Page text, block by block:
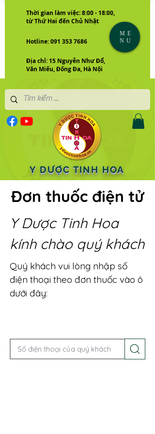
Thời gian làm việc: 8:00 - 18:00,
từ Thứ Hai đến Chủ Nhật
Hotline: 091 353 7686
Địa chỉ: 15 Nguyễn Như Đổ,
Văn Miếu, Đống Đa, Hà Nội
Y DƯỢC TINH HOA
ME
NU
Đơn thuốc điện tử
Y Dược Tinh Hoa
kính chào quý khách
Quý khách vui lòng nhập số
điện thoại theo đơn thuốc vào ô
dưới đây: